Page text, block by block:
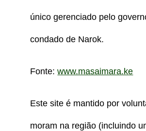
único gerenciado pelo
condado de Narok.
Fonte:www.masaimara.ke
Este site é mantido por
moram na região (incluindo